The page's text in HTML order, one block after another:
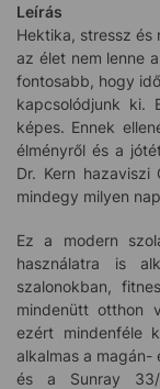
Leírás
Hektika, stressz és
az élet nem lenne
fontosabb, hogy
kapcsolódjunk ki.
képes. Ennek
élményről és a
Dr. Kern hazaviszi
mindegy milyen
Ez a modern
használatra is
szalonokban,
mindenütt otthon
ezért mindenféle
alkalmas a magán-
és a Sunray